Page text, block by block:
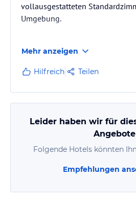
vollausgestatteten
Umgebung.
vielbefahrenen,
(Bordelle, Spielhallen etc.) bis in
Wohngegend nahe eines
läuft man wieder zurück bis zur
Pizzaria.
Zimmer sind groß. Am
arbeiten. Bad ist geräumig, aber
vorhanden.
Mehr anzeigen
Hilfreich Teilen
Leider haben wir für
Angebote
Folgende Hotels könnten
Empfehlungen